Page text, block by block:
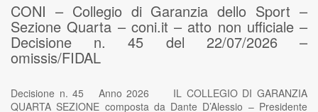
CONI – Collegio di Garanzia dello Sport –
Sezione Quarta – coni.it – atto non ufficiale –
Decisione n. 45 del 22/07/2026 –
omissis/FIDAL
Decisione n. 45 Anno 2026 IL COLLEGIO DI GARANZIA
QUARTA SEZIONE composta da Dante D’Alessio – Presidente